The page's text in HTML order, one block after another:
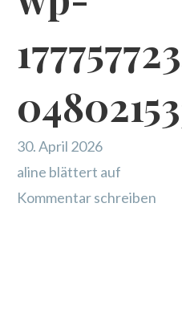
30. April 2026
aline blättert auf
Kommentar schreiben